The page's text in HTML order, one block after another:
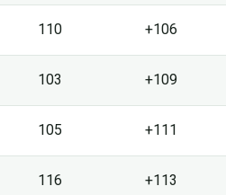
110 +106
103 +109
105 +111
116 +113